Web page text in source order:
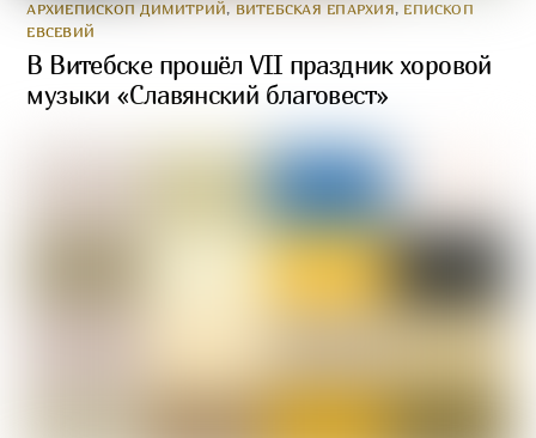
АРХИЕПИСКОП ДИМИТРИЙ, ВИТЕБСКАЯ ЕПАРХИЯ, ЕПИСКОП
ЕВСЕВИЙ
В Витебске прошёл VII праздник хоровой
музыки «Славянский благовест»